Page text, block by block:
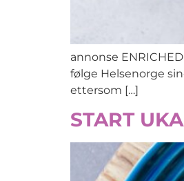
annonse
følge Helsenorge
ettersom […]
START